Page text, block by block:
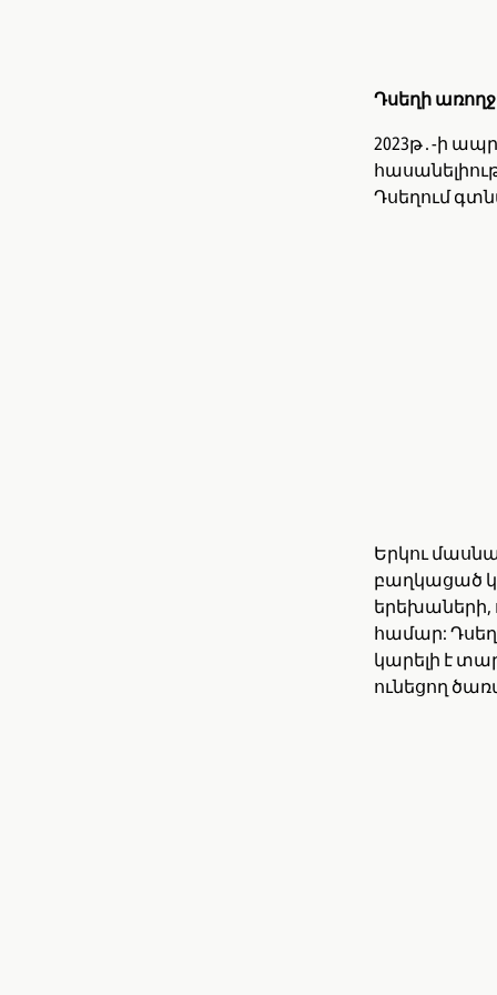
Դսեղի
2023թ․-ի
Դսեղում
Երկու
բաղկացած
համար:
կարելի է
ունեցող